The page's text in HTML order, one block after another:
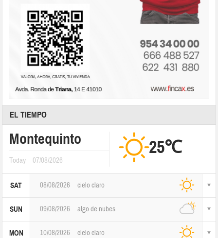
EL TIEMPO
Montequinto
Today 07/08/2026
25℃
SAT 08/08/2026 cielo claro
SUN 09/08/2026 algo de nubes
MON 10/08/2026 cielo claro